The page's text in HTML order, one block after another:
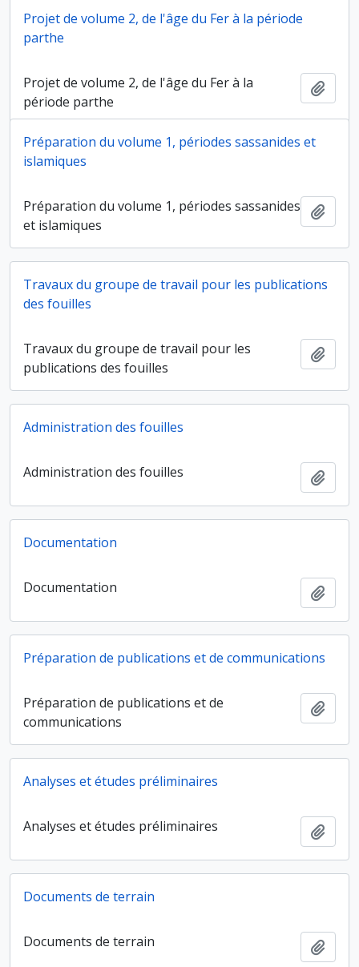
Projet de volume 2, de l'âge du Fer à la période
parthe
Projet de volume 2, de l'âge du Fer à la
période parthe
Préparation du volume 1, périodes sassanides et
islamiques
Préparation du volume 1, périodes sassanides
et islamiques
Travaux du groupe de travail pour les publications
des fouilles
Travaux du groupe de travail pour les
publications des fouilles
Administration des fouilles
Administration des fouilles
Documentation
Documentation
Préparation de publications et de communications
Préparation de publications et de
communications
Analyses et études préliminaires
Analyses et études préliminaires
Documents de terrain
Documents de terrain